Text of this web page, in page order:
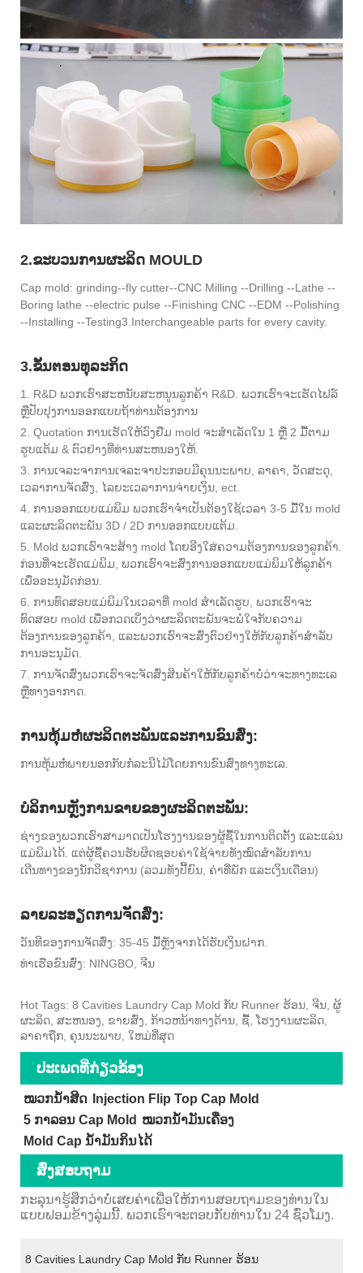
2.ຂະບວນການຜະລິດ MOULD
Cap mold: grinding--fly cutter--CNC Milling --Drilling --Lathe --
Boring lathe --electric pulse --Finishing CNC --EDM --Polishing
--Installing --Testing3.Interchangeable parts for every cavity.
3.ຂັ້ນຕອນທຸລະກິດ
1. R&D ພວກເຮົາສະຫນັບສະຫນູນລູກຄ້າ R&D. ພວກເຮົາຈະເຮັດໄຟລ໌
ຫຼືປັບປຸງການອອກແບບຖ້າທ່ານຕ້ອງການ
2. Quotation ການເຮັດໃຫ້ວົງຢືມ mold ຈະສໍາເລັດໃນ 1 ຫຼື 2 ມື້ຕາມ
ຮູບແຕ້ມ & ຕົວຢ່າງທີ່ທ່ານສະຫນອງໃຫ້.
3. ການເຈລະຈາການເຈລະຈາປະກອບມີຄຸນນະພາບ, ລາຄາ, ວັດສະດຸ,
ເວລາການຈັດສົ່ງ, ໄລຍະເວລາການຈ່າຍເງິນ, ect.
4. ການອອກແບບແມ່ພິມ ພວກເຮົາຈໍາເປັນຕ້ອງໃຊ້ເວລາ 3-5 ມື້ໃນ mold
ແລະຜະລິດຕະພັນ 3D / 2D ການອອກແບບແຕ້ມ.
5. Mold ພວກເຮົາຈະສ້າງ mold ໂດຍອີງໃສ່ຄວາມຕ້ອງການຂອງລູກຄ້າ.
ກ່ອນທີ່ຈະເຮັດແມ່ພິມ, ພວກເຮົາຈະສົ່ງການອອກແບບແມ່ພິມໃຫ້ລູກຄ້າ
ເພື່ອອະນຸມັດກ່ອນ.
6. ການທົດສອບແມ່ພິມໃນເວລາທີ່ mold ສໍາເລັດຮູບ, ພວກເຮົາຈະ
ທົດສອບ mold ເພື່ອກວດເບິ່ງວ່າຜະລິດຕະພັນຈະພໍໃຈກັບຄວາມ
ຕ້ອງການຂອງລູກຄ້າ, ແລະພວກເຮົາຈະສົ່ງຕົວຢ່າງໃຫ້ກັບລູກຄ້າສໍາລັບ
ການອະນຸມັດ.
7. ການຈັດສົ່ງພວກເຮົາຈະຈັດສົ່ງສິນຄ້າໃຫ້ກັບລູກຄ້າບໍ່ວ່າຈະທາງທະເລ
ຫຼືທາງອາກາດ.
ການຫຸ້ມຫໍ່ຜະລິດຕະພັນແລະການຂົນສົ່ງ:
ການຫຸ້ມຫໍ່ພາຍນອກກັບກໍລະນີໄມ້ໂດຍການຂົນສົ່ງທາງທະເລ.
ບໍລິການຫຼັງການຂາຍຂອງຜະລິດຕະພັນ:
ຊ່າງຂອງພວກເຮົາສາມາດເປັນໂຮງງານຂອງຜູ້ຊື້ໃນການຕິດຕັ້ງ ແລະແລ່ນ
ແມ່ພິມໄດ້. ແຕ່ຜູ້ຊື້ຄວນຮັບຜິດຊອບຄ່າໃຊ້ຈ່າຍທັງໝົດສໍາລັບການ
ເດີນທາງຂອງນັກວິຊາການ (ລວມທັງປີ້ຍົນ, ຄ່າທີ່ພັກ ແລະເງິນເດືອນ)
ລາຍລະອຽດການຈັດສົ່ງ:
ວັນທີຂອງການຈັດສົ່ງ: 35-45 ມື້ຫຼັງຈາກໄດ້ຮັບເງິນຝາກ.
ທ່າເຮືອຂົນສົ່ງ: NINGBO, ຈີນ
Hot Tags: 8 Cavities Laundry Cap Mold ກັບ Runner ຮ້ອນ, ຈີນ, ຜູ້
ຜະລິດ, ສະຫນອງ, ຂາຍສົ່ງ, ກ້າວຫນ້າທາງດ້ານ, ຊື້, ໂຮງງານຜະລິດ,
ລາຄາຖືກ, ຄຸນນະພາບ, ໃຫມ່ທີ່ສຸດ
ປະເພດທີ່ກ່ຽວຂ້ອງ
ໝວກນ້ຳສີດ
Injection Flip Top Cap Mold
5 ກາລອນ Cap Mold ໝວກນ້ຳມັນເຄື່ອງ
Mold Cap ນ້ໍາມັນກິນໄດ້
ສົ່ງສອບຖາມ
ກະລຸນາຮູ້ສຶກວ່າບໍ່ເສຍຄ່າເພື່ອໃຫ້ການສອບຖາມຂອງທ່ານໃນ
ແບບຟອມຂ້າງລຸ່ມນີ້. ພວກເຮົາຈະຕອບກັບທ່ານໃນ 24 ຊົ່ວໂມງ.